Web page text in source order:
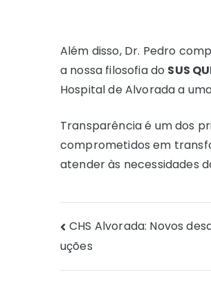
Além disso, Dr. Pedro
a nossa filosofia do SUS
Hospital de Alvorada a
Transparência é um dos
comprometidos em
atender às necessidades
Navegação
de
CHS Alvorada: Novos
uções